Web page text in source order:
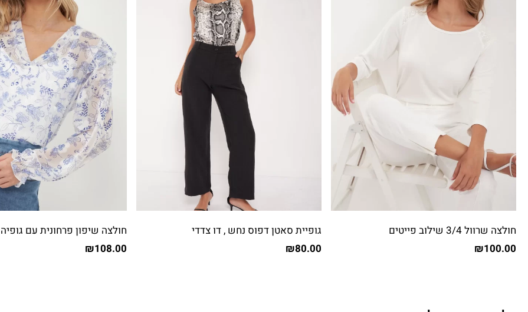
חולצה שרוול 3/4 שילוב פייטים
₪100.00
גופיית סאטן דפוס נחש , דו צדדי
₪80.00
חולצה שיפון פרחונית עם גופיה
₪108.00